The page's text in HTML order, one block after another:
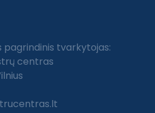
tvarkytojas:
centras